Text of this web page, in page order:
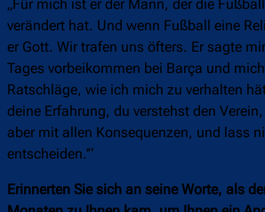
„Für mich ist er der Mann, der die
verändert hat. Und wenn Fußball eine
er Gott. Wir trafen uns öfters. Er sagte
Tages vorbeikommen bei Barça und
Ratschläge, wie ich mich zu verhalten
deine Erfahrung, du verstehst den
aber mit allen Konsequenzen, und lass
entscheiden.'“
Erinnerten Sie sich an seine Worte, als